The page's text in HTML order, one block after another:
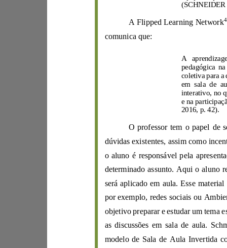
(S CHNEIDER
A Flipped Learning Network4
comunica que:
coletiva
2016, p. 42).
O
o aluno é responsável pela apres
será aplicado em aula. Esse
por exemplo, red es sociais
ou
objetivo
preparare e studar um tema
as discussões em sala de aula.